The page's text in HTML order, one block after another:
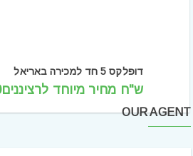
דופלקס 5 חד למכירה באריאל
ש"ח מחיר מיוחד לרציננים2.190000
OUR AGENT